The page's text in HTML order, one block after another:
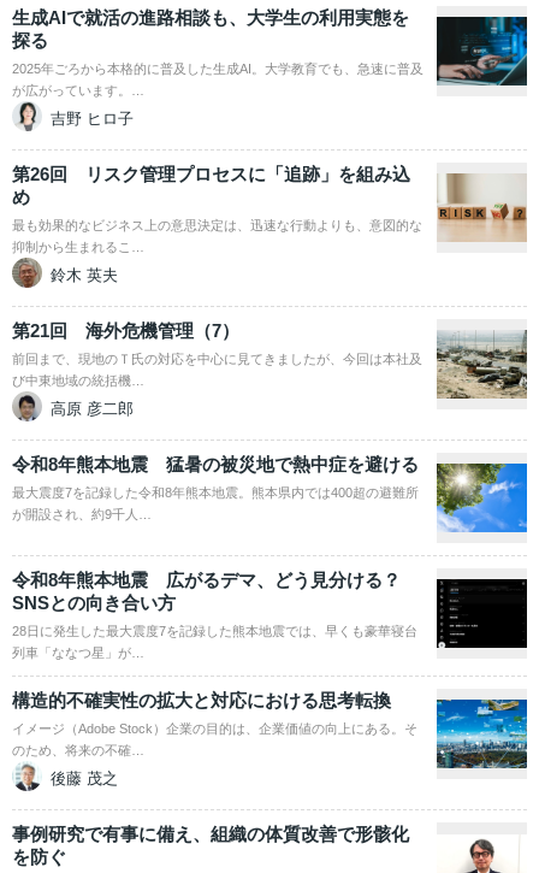
生成AIで就活の進路相談も、大学生の利用実態を
探る
2025年ごろから本格的に普及した生成AI。大学教育でも、急速に普及
が広がっています。…
吉野 ヒロ子
第26回 リスク管理プロセスに「追跡」を組み込
め
最も効果的なビジネス上の意思決定は、迅速な行動よりも、意図的な
抑制から生まれるこ…
鈴木 英夫
第21回 海外危機管理（7）
前回まで、現地のＴ氏の対応を中心に見てきましたが、今回は本社及
び中東地域の統括機…
高原 彦二郎
令和8年熊本地震 猛暑の被災地で熱中症を避ける
最大震度7を記録した令和8年熊本地震。熊本県内では400超の避難所
が開設され、約9千人…
令和8年熊本地震 広がるデマ、どう見分ける？
SNSとの向き合い方
28日に発生した最大震度7を記録した熊本地震では、早くも豪華寝台
列車「ななつ星」が…
構造的不確実性の拡大と対応における思考転換
イメージ（Adobe Stock）企業の目的は、企業価値の向上にある。そ
のため、将来の不確…
後藤 茂之
事例研究で有事に備え、組織の体質改善で形骸化
を防ぐ